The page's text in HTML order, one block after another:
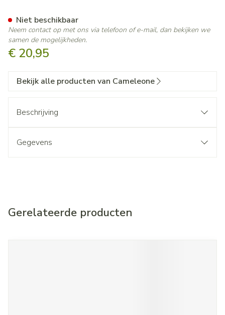
€ 20,95
Niet beschikbaar
Neem contact op met ons via telefoon of e-mail, dan bekijken we
samen de mogelijkheden.
Bekijk alle producten van Cameleone
Beschrijving
Gegevens
Gerelateerde producten